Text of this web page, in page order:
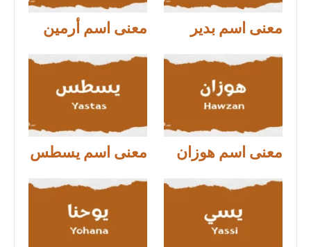
معنى اسم بدير معنى اسم أرمين
معنى اسم هوزان معنى اسم يسطس